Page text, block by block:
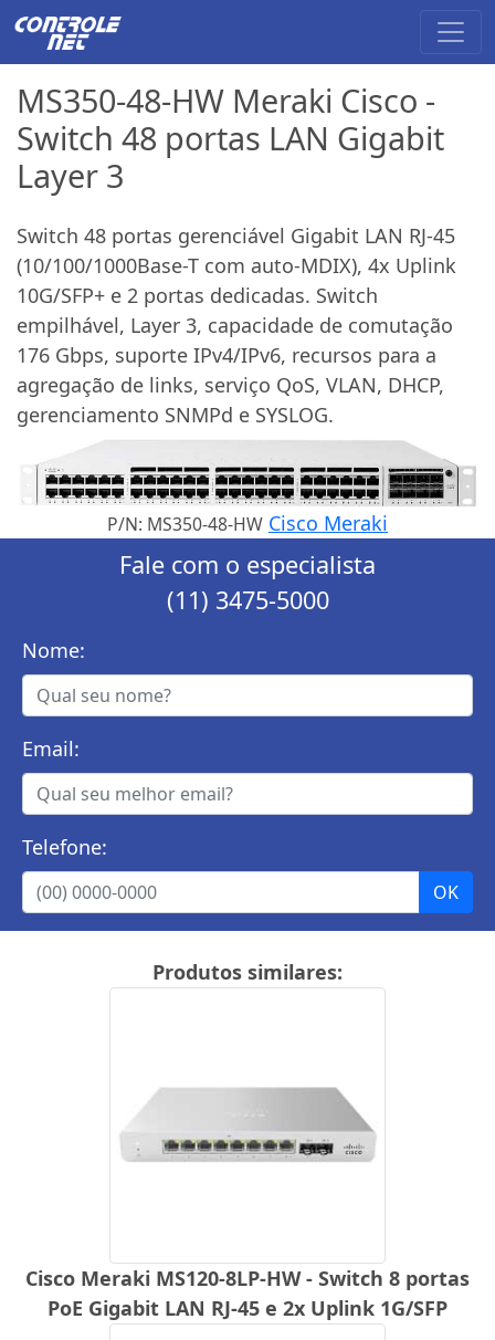
MS350-48-HW Meraki Cisco -
Switch 48 portas LAN Gigabit
Layer 3
Switch 48 portas gerenciável Gigabit LAN RJ-45
(10/100/1000Base-T com auto-MDIX), 4x Uplink
10G/SFP+ e 2 portas dedicadas. Switch
empilhável, Layer 3, capacidade de comutação
176 Gbps, suporte IPv4/IPv6, recursos para a
agregação de links, serviço QoS, VLAN, DHCP,
gerenciamento SNMPd e SYSLOG.
P/N: MS350-48-HW Cisco Meraki
Fale com o especialista
(11) 3475-5000
Nome:
Email:
Telefone:
Produtos similares:
Cisco Meraki MS120-8LP-HW - Switch 8 portas
PoE Gigabit LAN RJ-45 e 2x Uplink 1G/SFP